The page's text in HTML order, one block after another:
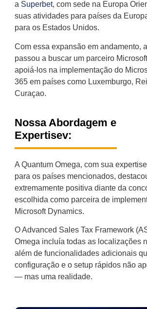
a Superbet, com sede na Europa
suas atividades para países da
para os Estados Unidos.
Com essa expansão em andamento,
passou a buscar um parceiro
apoiá-los na implementação do
365 em países como Luxemburgo,
Curaçao.
Nossa Abordagem e
Expertisev:
A Quantum Omega, com sua
para os países mencionados,
extremamente positiva diante da
escolhida como parceira de
Microsoft Dynamics.
O Advanced Sales Tax Framework
Omega incluía todas as localizações
além de funcionalidades adicionais
configuração e o setup rápidos não
— mas uma realidade.